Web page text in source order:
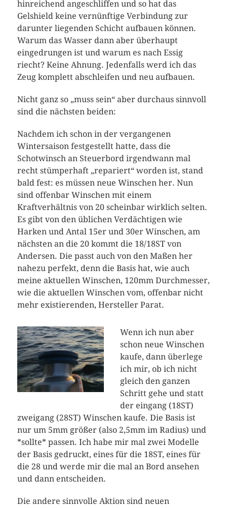
hinreichend angeschliffen und so hat das
Gelshield keine vernünftige Verbindung zur
darunter liegenden Schicht aufbauen können.
Warum das Wasser dann aber überhaupt
eingedrungen ist und warum es nach Essig
riecht? Keine Ahnung. Jedenfalls werd ich das
Zeug komplett abschleifen und neu aufbauen.
Nicht ganz so „muss sein“ aber durchaus sinnvoll
sind die nächsten beiden:
Nachdem ich schon in der vergangenen
Wintersaison festgestellt hatte, dass die
Schotwinsch an Steuerbord irgendwann mal
recht stümperhaft „repariert“ worden ist, stand
bald fest: es müssen neue Winschen her. Nun
sind offenbar Winschen mit einem
Kraftverhältnis von 20 scheinbar wirklich selten.
Es gibt von den üblichen Verdächtigen wie
Harken und Antal 15er und 30er Winschen, am
nächsten an die 20 kommt die 18/18ST von
Andersen. Die passt auch von den Maßen her
nahezu perfekt, denn die Basis hat, wie auch
meine aktuellen Winschen, 120mm Durchmesser,
wie die aktuellen Winschen vom, offenbar nicht
mehr existierenden, Hersteller Parat.
Wenn ich nun aber
schon neue Winschen
kaufe, dann überlege
ich mir, ob ich nicht
gleich den ganzen
Schritt gehe und statt
der eingang (18ST)
zweigang (28ST) Winschen kaufe. Die Basis ist
nur um 5mm größer (also 2,5mm im Radius) und
*sollte* passen. Ich habe mir mal zwei Modelle
der Basis gedruckt, eines für die 18ST, eines für
die 28 und werde mir die mal an Bord ansehen
und dann entscheiden.
Die andere sinnvolle Aktion sind neuen